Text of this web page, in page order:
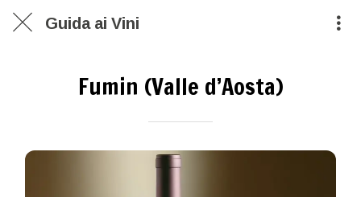
Guida ai Vini
Fumin (Valle d’Aosta)